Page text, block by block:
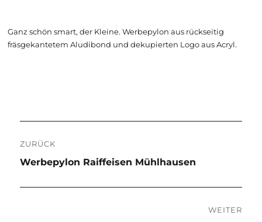
Ganz schön smart, der Kleine. Werbepylon aus rückseitig
fräsgekantetem Aludibond und dekupierten Logo aus Acryl.
ZURÜCK
Vorheriger
Werbepylon Raiffeisen Mühlhausen
WEITER